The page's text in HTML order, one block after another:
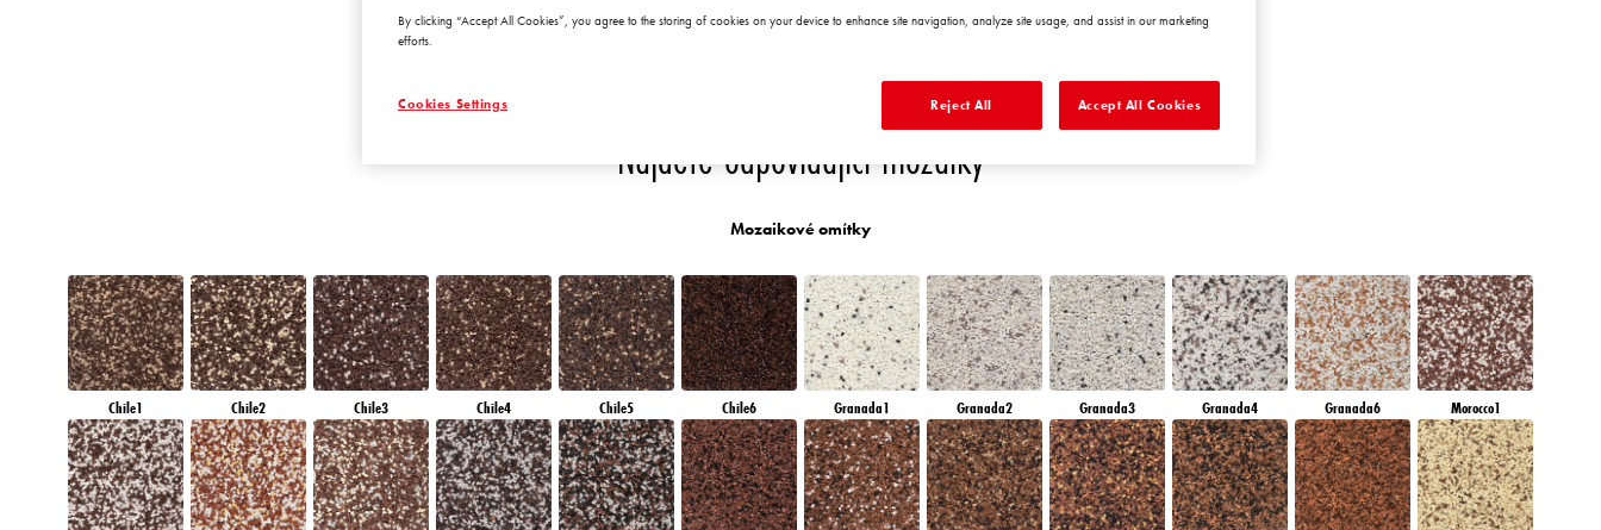
Najděte odpovídající mozaiky
Mozaikové omítky
Chile1 Chile2 Chile3 Chile4 Chile5 Chile6 Granada1 Granada2 Granada3 Granada4 Granada6 Morocco1
By clicking “Accept All Cookies”, you agree to the storing of cookies on your device to enhance site navigation, analyze site usage, and assist in our marketing
efforts.
Cookies Settings Reject All Accept All Cookies